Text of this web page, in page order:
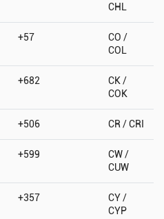
CHL
+57
CO /
COL
+682
CK /
COK
+506 CR / CRI
+599
CW /
CUW
+357
CY /
CYP